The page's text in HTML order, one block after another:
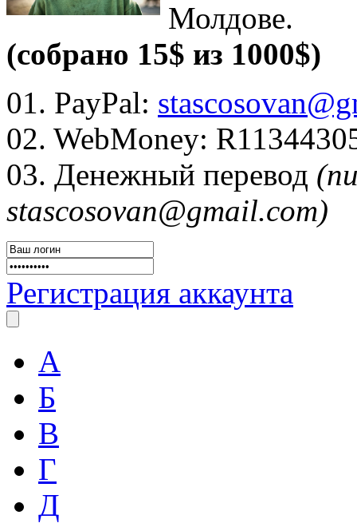
Молдове.
(собрано 15$ из 1000$)
01. PayPal:
02. WebMoney:
03. Денежный перевод
stascosovan@gmail.com)
Регистрация аккаунта
А
Б
В
Г
Д